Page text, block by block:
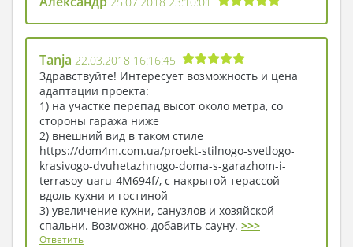
Tanja 22.03.2018 16:16:45
Здравствуйте! Интересует возможность и цена
адаптации проекта:
1) на участке перепад высот около метра, со
стороны гаража ниже
2) внешний вид в таком стиле
https://dom4m.com.ua/proekt-stilnogo-svetlogo-
krasivogo-dvuhetazhnogo-doma-s-garazhom-i-
terrasoy-uaru-4M694f/, с накрытой терассой
вдоль кухни и гостиной
3) увеличение кухни, санузлов и хозяйской
спальни. Возможно, добавить сауну. >>>
Ответить